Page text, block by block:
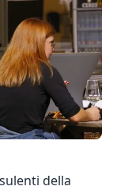
della